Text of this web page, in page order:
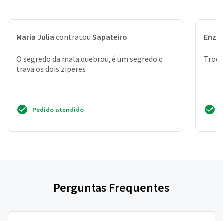
Maria Julia contratou Sapateiro
O segredo da mala quebrou, é um segredo q
trava os dois ziperes
Pedido atendido
Enzo
Perguntas Frequentes